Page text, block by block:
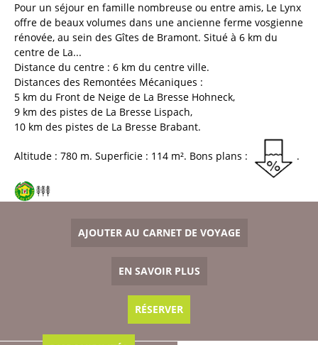
Pour un séjour en famille nombreuse ou entre amis, Le Lynx
offre de beaux volumes dans une ancienne ferme vosgienne
rénovée, au sein des Gîtes de Bramont. Situé à 6 km du
centre de La...
Distance du centre : 6 km du centre ville
Distances des Remontées Mécaniques :
5 km du Front de Neige de La Bresse Hohneck
9 km des pistes de La Bresse Lispach
10 km des pistes de La Bresse Brabant
Altitude : 780 m Superficie : 114 m² Bons plans :
AJOUTER AU CARNET DE VOYAGE
EN SAVOIR PLUS
RÉSERVER